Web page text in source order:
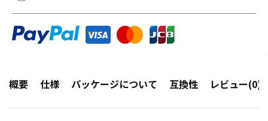
概要 仕様 パッケージについて 互換性 レビュー(0)